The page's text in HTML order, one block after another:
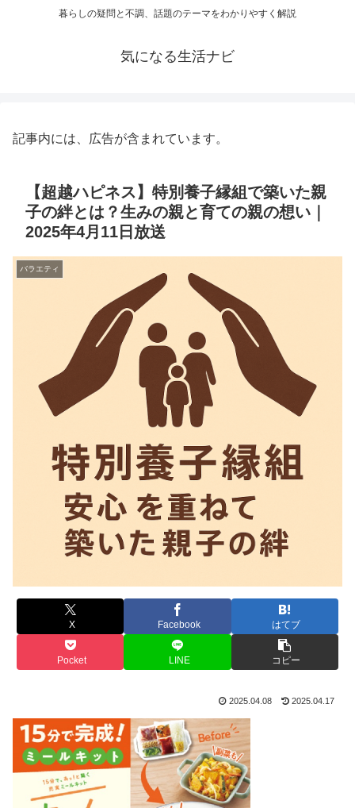
暮らしの疑問と不調、話題のテーマをわかりやすく解説
気になる生活ナビ
記事内には、広告が含まれています。
【超越ハピネス】特別養子縁組で築いた親
子の絆とは？生みの親と育ての親の想い｜
2025年4月11日放送
バラエティ
X Facebook はてブ
Pocket LINE コピー
2025.04.08 2025.04.17